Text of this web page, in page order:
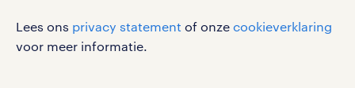
Lees ons privacy statement of onze cookieverklaring
voor meer informatie.